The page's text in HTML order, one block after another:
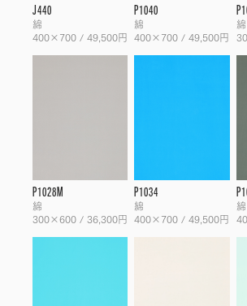
J440
綿
400×700 / 49,500円
P1040
綿
400×700 / 49,500円
綿
P1028M
綿
300×600 / 36,300円
P1034
綿
400×700 / 49,500円
綿